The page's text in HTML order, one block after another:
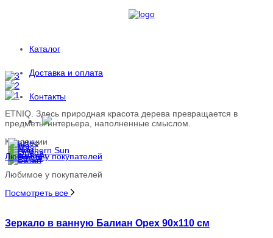
Каталог
Доставка и оплата
Контакты
ETNIQ. Здесь природная красота дерева превращается в
предметы интерьера, наполненные смыслом.
Коллекции
Любимое у покупателей
Любимое у покупателей
Посмотреть все
Зеркало в ванную Балиан Орех 90x110 см